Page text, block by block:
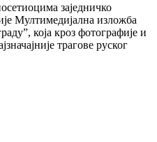
заједничко
Мултимедијална изложба
која кроз фотографије и
трагове руског